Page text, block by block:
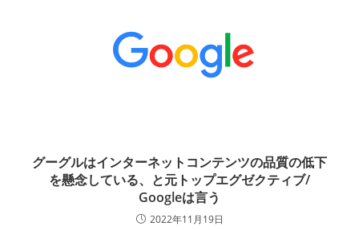
グーグルはインターネットコンテンツの品質の低下
を懸念している、と元トップエグゼクティブ/
Googleは言う
2022年11月19日